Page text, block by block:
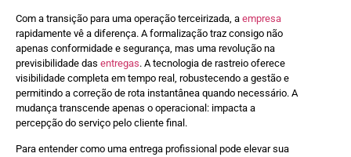
Com a transição para uma operação terceirizada, a empresa
rapidamente vê a diferença. A formalização traz consigo não
apenas conformidade e segurança, mas uma revolução na
previsibilidade das entregas. A tecnologia de rastreio oferece
visibilidade completa em tempo real, robustecendo a gestão e
permitindo a correção de rota instantânea quando necessário. A
mudança transcende apenas o operacional: impacta a
percepção do serviço pelo cliente final.
Para entender como uma entrega profissional pode elevar sua